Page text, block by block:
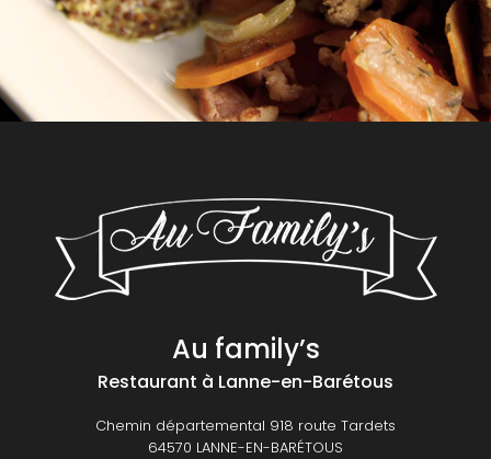
Au family’s
Restaurant à Lanne-en-Barétous
Chemin départemental 918 route Tardets
64570 LANNE-EN-BARÉTOUS